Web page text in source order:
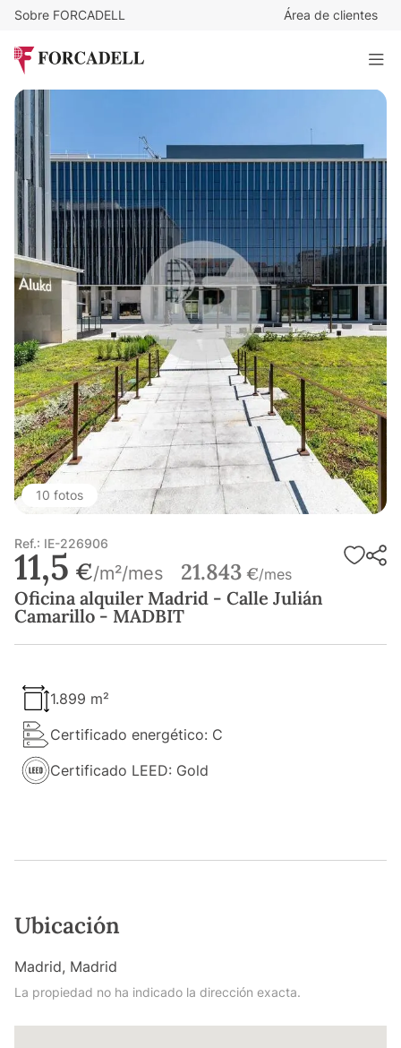
Sobre FORCADELL Área de clientes
Oficina alquiler Madrid - Calle Julián Camarillo - MADBIT
1.899 m²
10 fotos
Ref.: IE-226906
11,5 €/m²/mes 21.843 €/mes
Oficina alquiler Madrid - Calle Julián
Camarillo - MADBIT
1.899 m²
Certificado energético: C
Certificado LEED: Gold
Ubicación
Madrid, Madrid
La propiedad no ha indicado la dirección exacta.